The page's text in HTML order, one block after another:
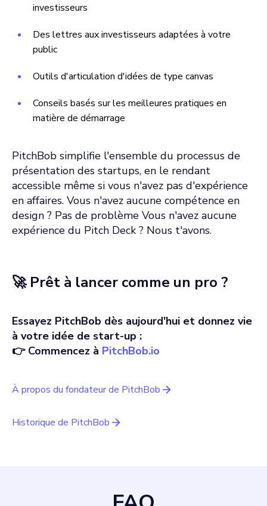
investisseurs
Des lettres aux investisseurs adaptées à votre
public
Outils d'articulation d'idées de type canvas
Conseils basés sur les meilleures pratiques en
matière de démarrage
PitchBob simplifie l'ensemble du processus de
présentation des startups, en le rendant
accessible même si vous n'avez pas d'expérience
en affaires. Vous n'avez aucune compétence en
design ? Pas de problème Vous n'avez aucune
expérience du Pitch Deck ? Nous t'avons.
🚀 Prêt à lancer comme un pro ?
Essayez PitchBob dès aujourd'hui et donnez vie
à votre idée de start-up :
👉 Commencez à PitchBob.io
À propos du fondateur de PitchBob
Historique de PitchBob